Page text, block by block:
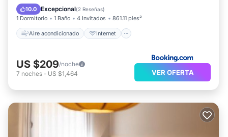
10.0 Excepcional(2 Reseñas)
1 Dormitorio 1 Baño 4 Invitados 861.11 pies²
Aire acondicionado Internet
Accesibilidad
US $209/noche
7 noches - US $1,464 VER OFERTA